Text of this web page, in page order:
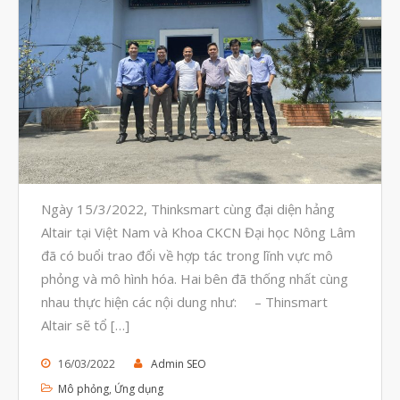
Tháng Tám 2023
Tháng Bảy 2023
Tháng Sáu 2023
Tháng Năm 2023
Tháng Tư 2023
Tháng Ba 2023
Tháng Một 2023
Tháng Mười Hai 2022
Tháng Mười Một 2022
Ngày 15/3/2022, Thinksmart cùng đại diện hảng
Altair tại Việt Nam và Khoa CKCN Đại học Nông Lâm
đã có buổi trao đổi về hợp tác trong lĩnh vực mô
phỏng và mô hình hóa. Hai bên đã thống nhất cùng
nhau thực hiện các nội dung như: – Thinsmart
Altair sẽ tổ […]
16/03/2022
Admin SEO
Mô phỏng, Ứng dụng